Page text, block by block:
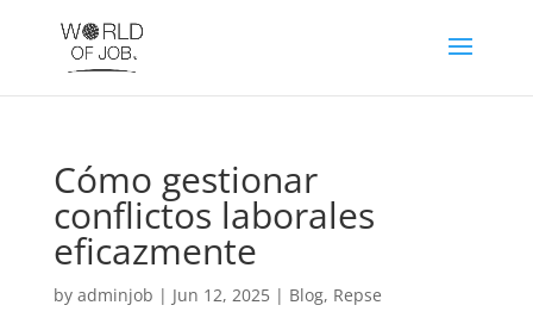
Cómo gestionar
conflictos laborales
eficazmente
by adminjob | Jun 12, 2025| Blog, Repse